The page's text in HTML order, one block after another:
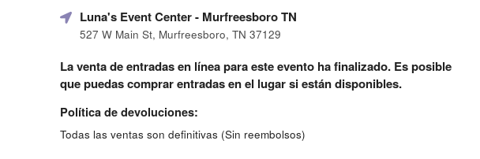
Luna's Event Center- Murfreesboro TN
527 W Main St, Murfreesboro, TN 37129
La venta de entradas en línea para este evento ha finalizado. Es posible
que puedas comprar entradas en el lugar si están disponibles.
Política de devoluciones:
Todas las ventas son definitivas (Sin reembolsos)